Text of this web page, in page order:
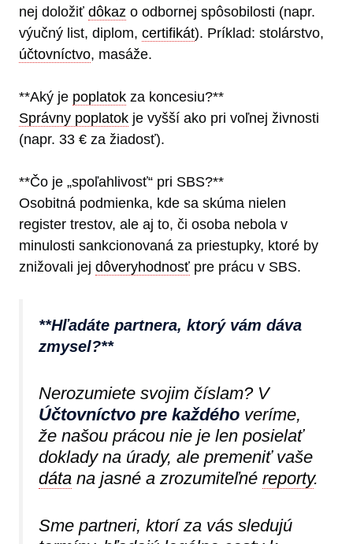
nej doložiť dôkaz o odbornej spôsobilosti (napr.
výučný list, diplom, certifikát). Príklad: stolárstvo,
účtovníctvo, masáže.
**Aký je poplatok za koncesiu?**
Správny poplatok je vyšší ako pri voľnej živnosti
(napr. 33 € za žiadosť).
**Čo je „spoľahlivosť“ pri SBS?**
Osobitná podmienka, kde sa skúma nielen
register trestov, ale aj to, či osoba nebola v
minulosti sankcionovaná za priestupky, ktoré by
znižovali jej dôveryhodnosť pre prácu v SBS.
**Hľadáte partnera, ktorý vám dáva
zmysel?**
Nerozumiete svojim číslam? V
Účtovníctvo pre každého veríme,
že našou prácou nie je len posielať
doklady na úrady, ale premeniť vaše
dáta na jasné a zrozumiteľné reporty.
Sme partneri, ktorí za vás sledujú